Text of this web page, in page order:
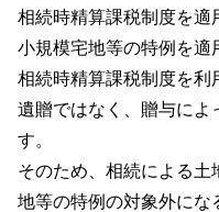
相続時精算課税制度を適
小規模宅地等の特例を適
相続時精算課税制度を利
遺贈ではなく、贈与によ
す。
そのため、相続による土
地等の特例の対象外にな